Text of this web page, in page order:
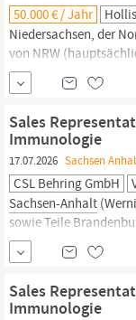
50.000 € / Jahr
Niedersachsen, der
von NRW
Soltau bis Göttingen,
Hollister Stoma
Sie verantwortlich für
Sales
Immunologie
17.07.2026 Sachsen
CSL Behring GmbH
Sachsen-Anhalt
sowie Teile
Wusterhausen, Berlin
Über die Position In
Verantwortung für
Klinik- und
Sales
Immunologie